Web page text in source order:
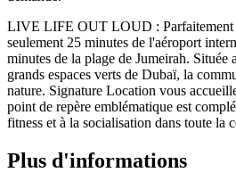
LIVE LIFE OUT LOUD : Parfaitement
seulement 25 minutes de l'aéroport
minutes de la plage de Jumeirah. Située
grands espaces verts de Dubaï, la
nature. Signature Location vous
point de repère emblématique est
fitness et à la socialisation dans toute la
Plus d'informations